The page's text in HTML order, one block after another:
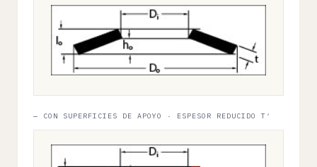
— CON SUPERFICIES DE APOYO · ESPESOR REDUCIDO T′